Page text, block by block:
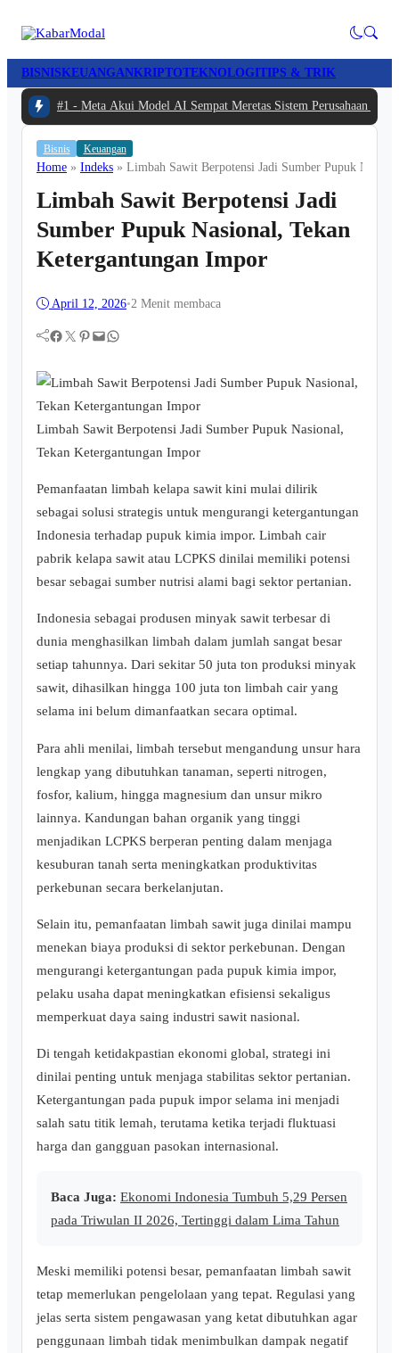
BISNISKEUANGANKRIPTOTEKNOLOGITIPS & TRIK
#1 - Meta Akui Model AI Sempat Meretas Sistem Perusahaan
Bisnis Keuangan
Home » Indeks » Limbah Sawit Berpotensi Jadi Sumber Pupuk
Limbah Sawit Berpotensi Jadi
Sumber Pupuk Nasional, Tekan
Ketergantungan Impor
April 12, 2026•2 Menit membaca
Facebook Twitter Pinterest Mail WhatsApp
Limbah Sawit Berpotensi Jadi Sumber Pupuk Nasional,
Tekan Ketergantungan Impor
Pemanfaatan limbah kelapa sawit kini mulai dilirik
sebagai solusi strategis untuk mengurangi ketergantungan
Indonesia terhadap pupuk kimia impor. Limbah cair
pabrik kelapa sawit atau LCPKS dinilai memiliki potensi
besar sebagai sumber nutrisi alami bagi sektor pertanian.
Indonesia sebagai produsen minyak sawit terbesar di
dunia menghasilkan limbah dalam jumlah sangat besar
setiap tahunnya. Dari sekitar 50 juta ton produksi minyak
sawit, dihasilkan hingga 100 juta ton limbah cair yang
selama ini belum dimanfaatkan secara optimal.
Para ahli menilai, limbah tersebut mengandung unsur hara
lengkap yang dibutuhkan tanaman, seperti nitrogen,
fosfor, kalium, hingga magnesium dan unsur mikro
lainnya. Kandungan bahan organik yang tinggi
menjadikan LCPKS berperan penting dalam menjaga
kesuburan tanah serta meningkatkan produktivitas
perkebunan secara berkelanjutan.
Selain itu, pemanfaatan limbah sawit juga dinilai mampu
menekan biaya produksi di sektor perkebunan. Dengan
mengurangi ketergantungan pada pupuk kimia impor,
pelaku usaha dapat meningkatkan efisiensi sekaligus
memperkuat daya saing industri sawit nasional.
Di tengah ketidakpastian ekonomi global, strategi ini
dinilai penting untuk menjaga stabilitas sektor pertanian.
Ketergantungan pada pupuk impor selama ini menjadi
salah satu titik lemah, terutama ketika terjadi fluktuasi
harga dan gangguan pasokan internasional.
Baca Juga: Ekonomi Indonesia Tumbuh 5,29 Persen
pada Triwulan II 2026, Tertinggi dalam Lima Tahun
Meski memiliki potensi besar, pemanfaatan limbah sawit
tetap memerlukan pengelolaan yang tepat. Regulasi yang
jelas serta sistem pengawasan yang ketat dibutuhkan agar
penggunaan limbah tidak menimbulkan dampak negatif